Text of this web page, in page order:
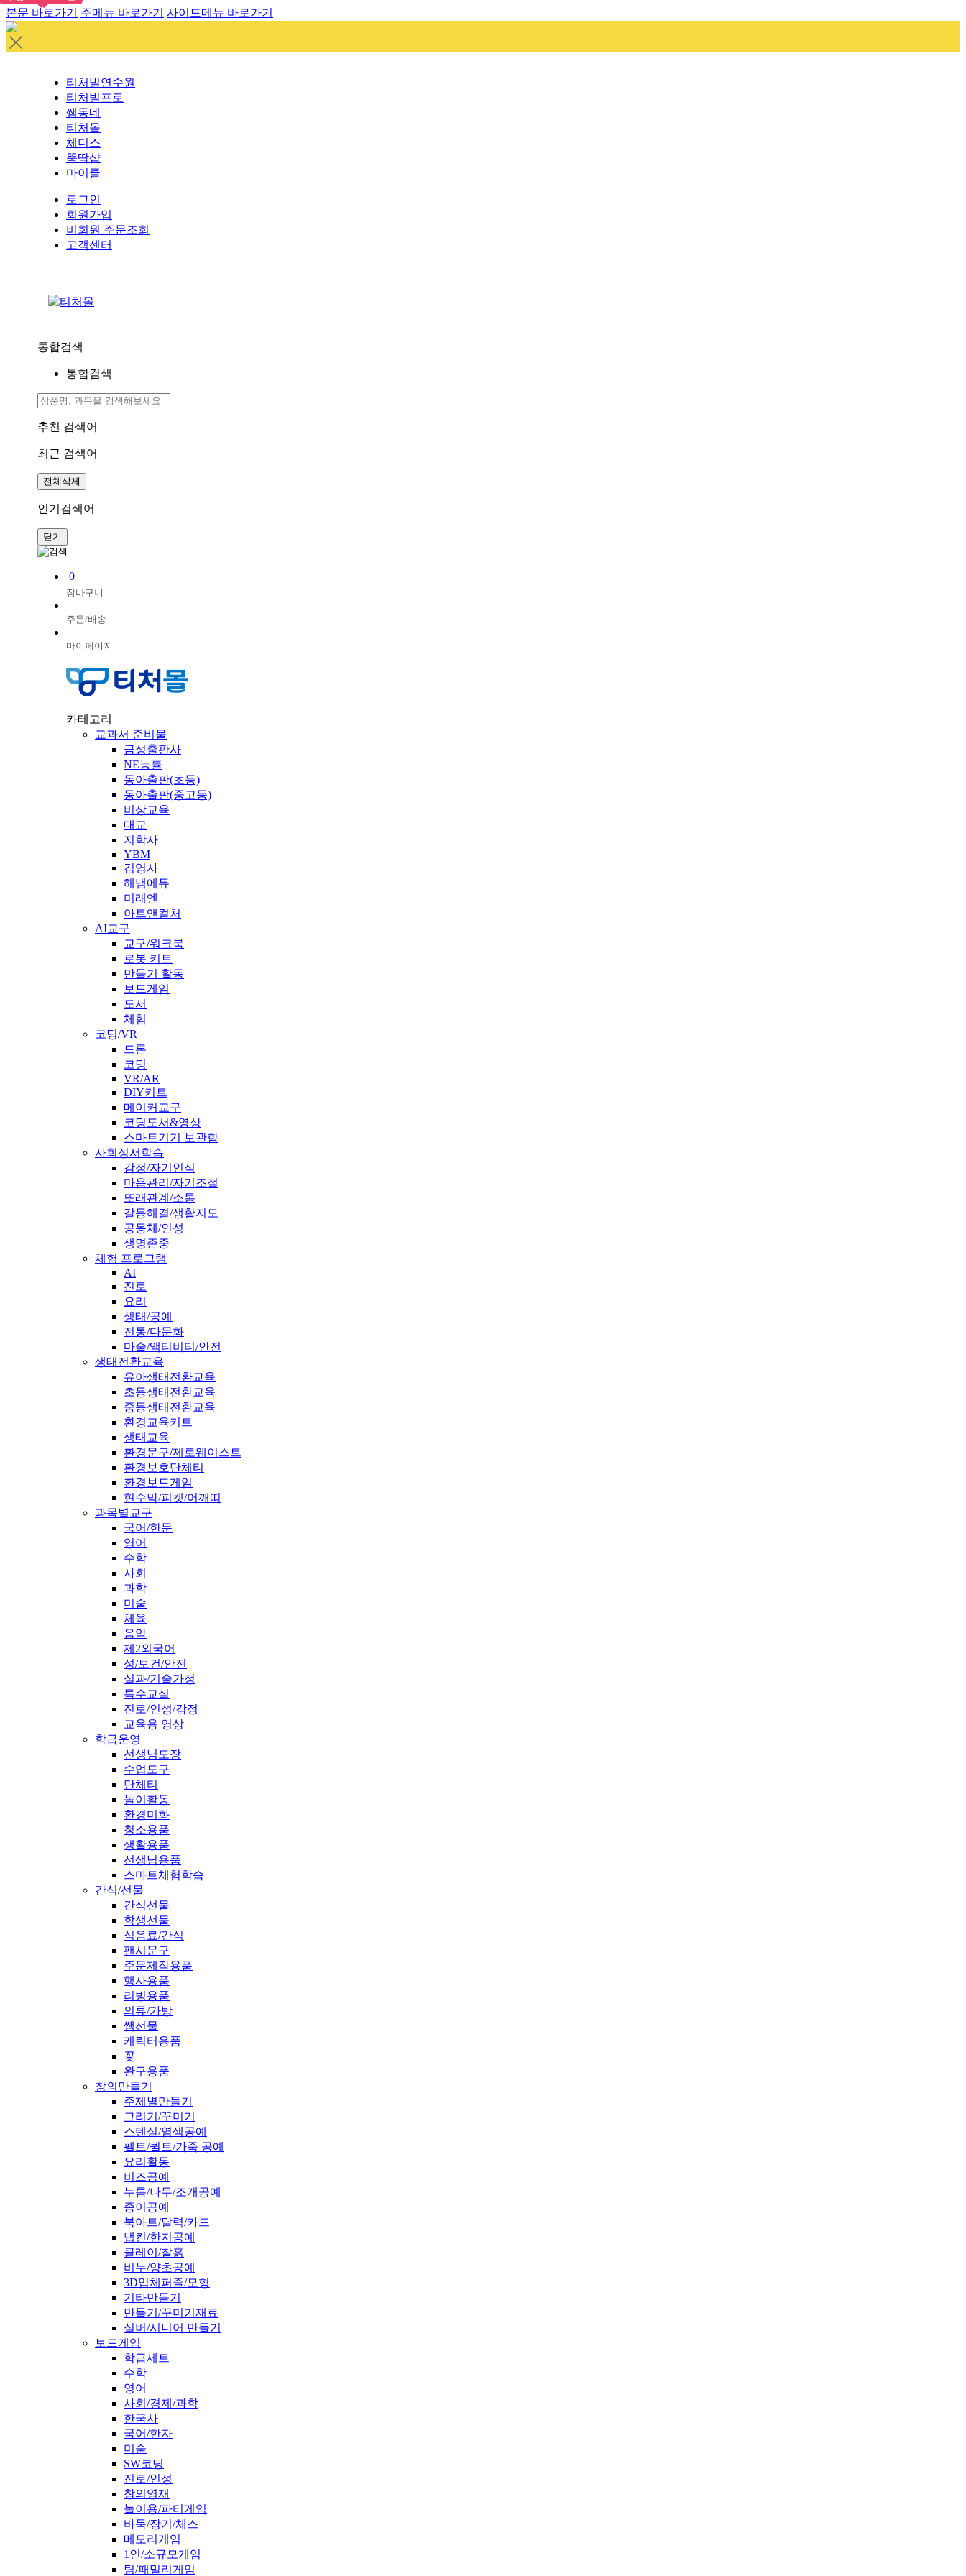
본문 바로가기 주메뉴 바로가기 사이드메뉴 바로가기
티처빌연수원
티처빌프로
쌤동네
티처몰
체더스
뚝딱샵
마이클
로그인
회원가입
비회원 주문조회
고객센터
통합검색
통합검색
추천 검색어
최근 검색어
전체삭제
인기검색어
닫기
0
장바구니
주문/배송
마이페이지
카테고리
교과서 준비물
금성출판사
NE능률
동아출판(초등)
동아출판(중고등)
비상교육
대교
지학사
YBM
김영사
해냄에듀
미래엔
아트앤컬처
AI교구
교구/워크북
로봇 키트
만들기 활동
보드게임
도서
체험
코딩/VR
드론
코딩
VR/AR
DIY키트
메이커교구
코딩도서&영상
스마트기기 보관함
사회정서학습
감정/자기인식
마음관리/자기조절
또래관계/소통
갈등해결/생활지도
공동체/인성
생명존중
체험 프로그램
AI
진로
요리
생태/공예
전통/다문화
마술/액티비티/안전
생태전환교육
유아생태전환교육
초등생태전환교육
중등생태전환교육
환경교육키트
생태교육
환경문구/제로웨이스트
환경보호단체티
환경보드게임
현수막/피켓/어깨띠
과목별교구
국어/한문
영어
수학
사회
과학
미술
체육
음악
제2외국어
성/보건/안전
실과/기술가정
특수교실
진로/인성/감정
교육용 영상
학급운영
선생님도장
수업도구
단체티
놀이활동
환경미화
청소용품
생활용품
선생님용품
스마트체험학습
간식/선물
간식선물
학생선물
식음료/간식
팬시문구
주문제작용품
행사용품
리빙용품
의류/가방
쌤선물
캐릭터용품
꽃
완구용품
창의만들기
주제별만들기
그리기/꾸미기
스텐실/염색공예
펠트/퀼트/가죽 공예
요리활동
비즈공예
누름/나무/조개공예
종이공예
북아트/달력/카드
냅킨/한지공예
클레이/찰흙
비누/양초공예
3D입체퍼즐/모형
기타만들기
만들기/꾸미기재료
실버/시니어 만들기
보드게임
학급세트
수학
영어
사회/경제/과학
한국사
국어/한자
미술
SW코딩
진로/인성
창의영재
놀이용/파티게임
바둑/장기/체스
메모리게임
1인/소규모게임
팀/패밀리게임